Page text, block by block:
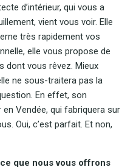
d’intérieur, qui vous a
vient vous voir. Elle
très rapidement vos
elle vous propose de
dont vous rêvez. Mieux
ne sous-traitera pas la
En effet, son
Vendée, qui fabriquera sur
Oui, c’est parfait. Et non,
que nous vous offrons